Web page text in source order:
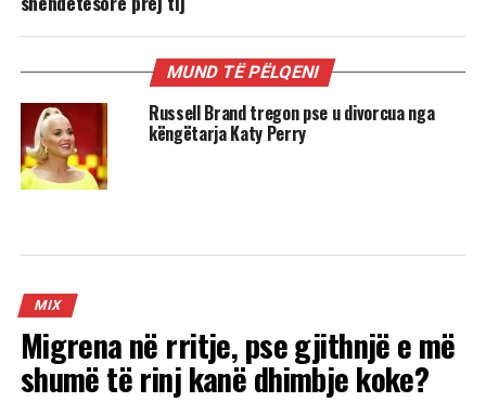
MUND TË PËLQENI
Russell Brand tregon pse u divorcua nga
këngëtarja Katy Perry
MIX
Migrena në rritje, pse gjithnjë e më
shumë të rinj kanë dhimbje koke?